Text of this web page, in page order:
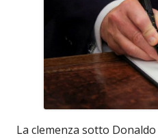
La clemenza sotto